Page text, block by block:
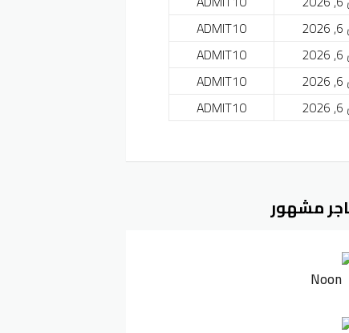
ADMIT10
ADMIT10
ADMIT10
ADMIT10
مشهور